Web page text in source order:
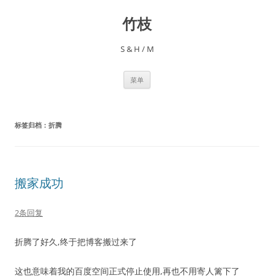
竹枝
S & H / M
菜单
标签归档： 折腾
搬家成功
2条回复
折腾了好久,终于把博客搬过来了
这也意味着我的百度空间正式停止使用,再也不用寄人篱下了